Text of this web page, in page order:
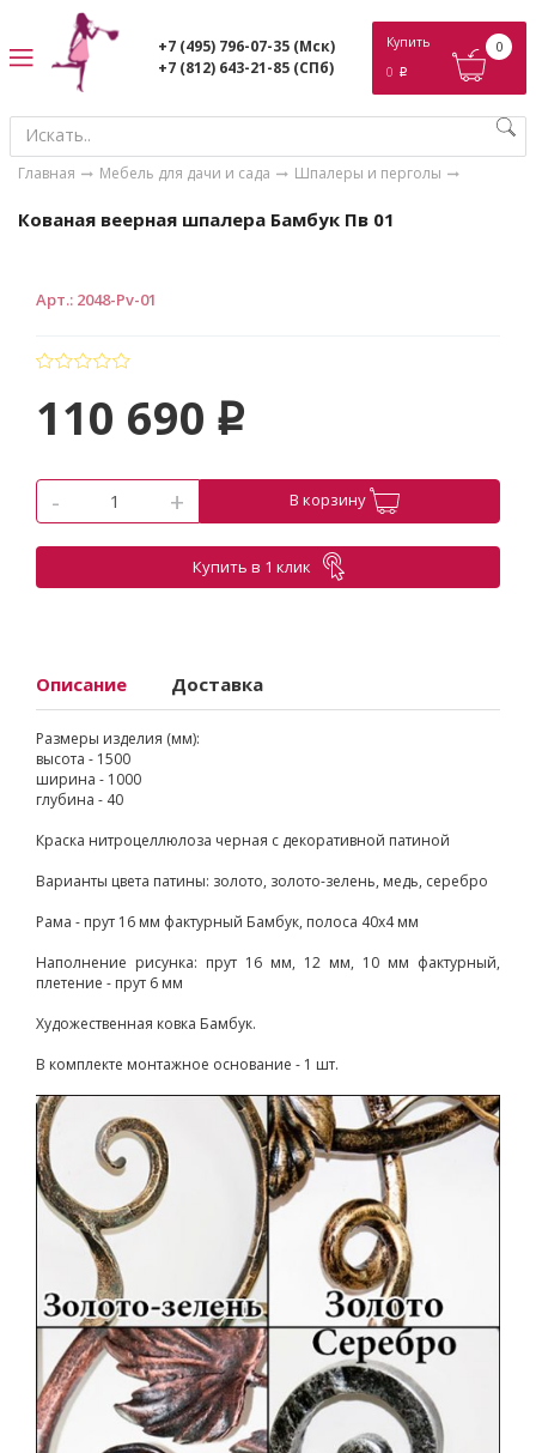
+7 (495) 796-07-35 (Мск)
+7 (812) 643-21-85 (СПб)
Купить
0 p
0
Главная Мебель для дачи и сада Шпалеры и перголы
Кованая веерная шпалера Бамбук Пв 01
Арт.: 2048-Pv-01
110 690 p
- + В корзину
Купить в 1 клик
Описание Доставка
Размеры изделия (мм):
высота - 1500
ширина - 1000
глубина - 40
Краска нитроцеллюлоза черная с декоративной патиной
Варианты цвета патины: золото, золото-зелень, медь, серебро
Рама - прут 16 мм фактурный Бамбук, полоса 40х4 мм
Наполнение рисунка: прут 16 мм, 12 мм, 10 мм фактурный,
плетение - прут 6 мм
Художественная ковка Бамбук.
В комплекте монтажное основание - 1 шт.